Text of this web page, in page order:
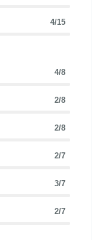
4/15
4/8
2/8
2/8
2/7
3/7
2/7